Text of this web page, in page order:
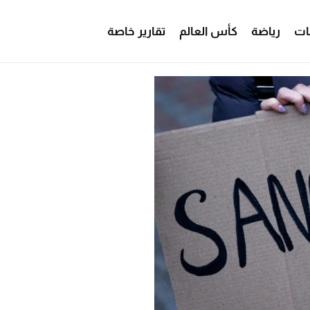
رياضة كأس العالم تقارير خاصة